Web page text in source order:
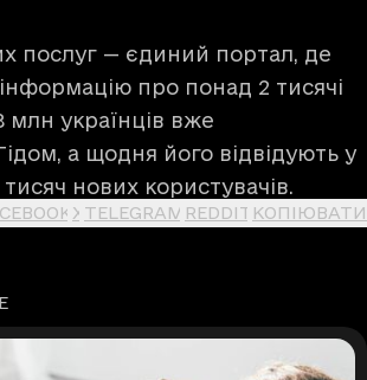
послуг — єдиний портал, де
про понад 2 тисячі
млн українців вже
а щодня його відвідують у
нових користувачів.
X TELEGRAM REDDIT КОПІЮВАТИ